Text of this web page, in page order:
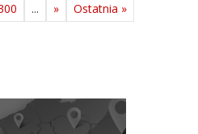
... » Ostatnia »